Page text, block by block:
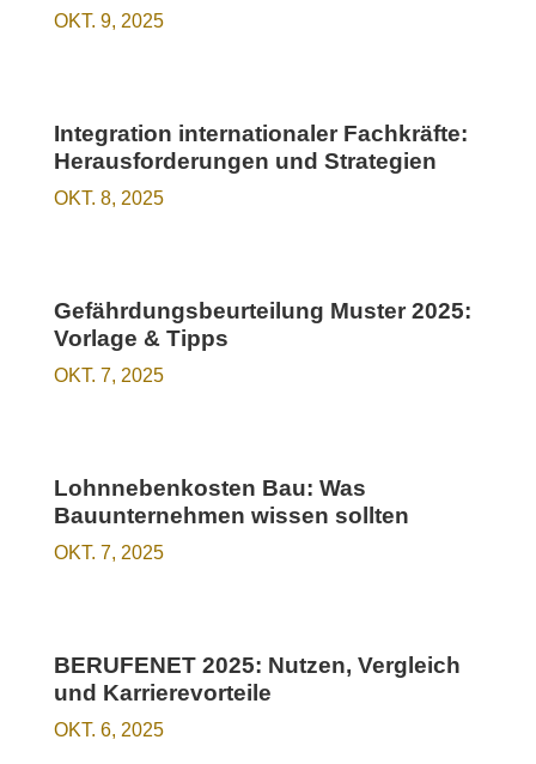
OKT. 9, 2025
Integration internationaler Fachkräfte:
Herausforderungen und Strategien
OKT. 8, 2025
Gefährdungsbeurteilung Muster 2025:
Vorlage & Tipps
OKT. 7, 2025
Lohnnebenkosten Bau: Was
Bauunternehmen wissen sollten
OKT. 7, 2025
BERUFENET 2025: Nutzen, Vergleich
und Karrierevorteile
OKT. 6, 2025